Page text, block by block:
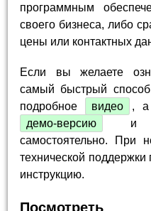
программным
своего бизнеса, либо
цены или контактных
Если вы желаете
самый быстрый
подробное
видео
, а
демо-версию
и
самостоятельно. При
технической
инструкцию.
Посмотреть